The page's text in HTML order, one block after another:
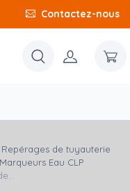
Contactez-nous
Repérages de tuyauterie
Marqueurs Eau CLP